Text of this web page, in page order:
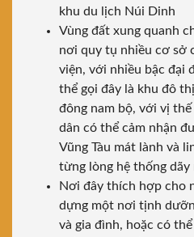
khu du lịch Núi Dinh
Vùng đất xung quanh
nơi quy tụ nhiều cơ sở
viện, với nhiều bậc đại
thể gọi đây là khu đô
đông nam bộ, với vị
dân có thể cảm nhận
Vũng Tàu mát lành và
từng lòng hệ thống dãy
Nơi đây thích hợp cho
dựng một nơi tịnh
và gia đình, hoặc có